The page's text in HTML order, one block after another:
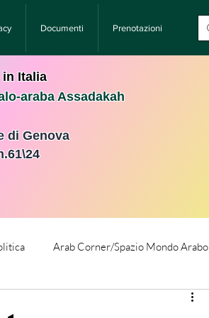
Documenti Prenotazioni
in Italia
araba Assadakah
di Genova
Arab Corner/Spazio Mondo Arabo